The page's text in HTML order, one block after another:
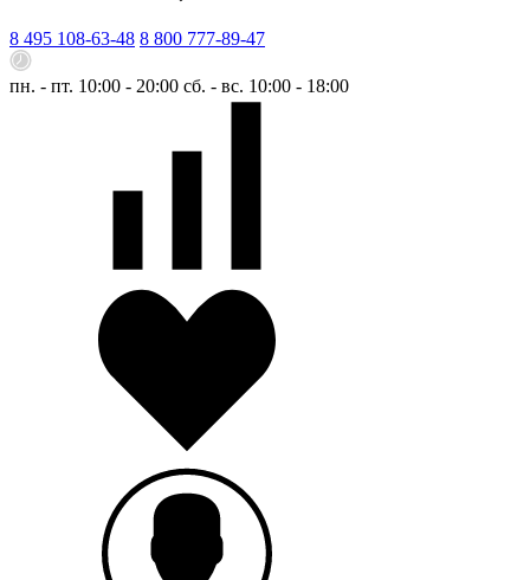
8 495 108-63-48 8 800 777-89-47
пн. - пт. 10:00 - 20:00 сб. - вс. 10:00 - 18:00